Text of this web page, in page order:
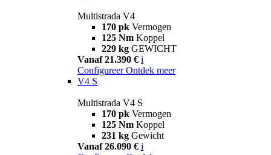
Multistrada V4
170 pk Vermogen
125 Nm Koppel
229 kg GEWICHT
Vanaf 21.390 € i
Configureer Ontdek meer
V4 S
Multistrada V4 S
170 pk Vermogen
125 Nm Koppel
231 kg Gewicht
Vanaf 26.090 € i